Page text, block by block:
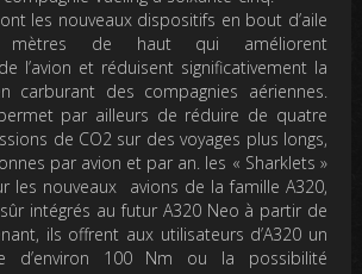
les nouveaux dispositifs en bout d’aile
mètres de haut qui améliorent
l’avion et réduisent significativement la
carburant des compagnies aériennes.
par ailleurs de réduire de quatre
de CO2 sur des voyages plus longs,
par avion et par an. les « Sharklets »
les nouveaux avions de la famille A320,
intégrés au futur A320 Neo à partir de
ils offrent aux utilisateurs d’A320 un
d’environ 100 Nm ou la possibilité